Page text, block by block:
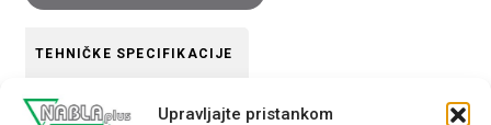
Upravljajte pristankom
TEHNIČKE SPECIFIKACIJE
Boja